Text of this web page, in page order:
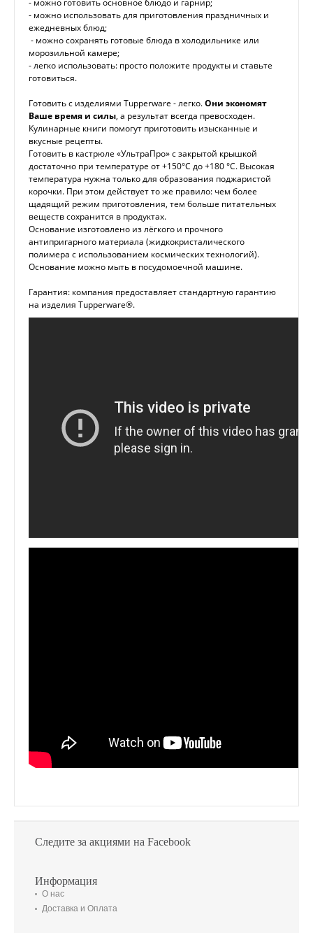
- можно использовать для приготовления праздничных и
ежедневных блюд;
- можно сохранять готовые блюда в холодильнике или
морозильной камере;
- легко использовать: просто положите продукты и ставьте
готовиться.
Готовить с изделиями Tupperware - легко.Они экономят
Ваше время и силы, а результат всегда превосходен.
Кулинарные книги помогут приготовить изысканные и
вкусные рецепты.
Готовить в кастрюле «УльтраПро» с закрытой крышкой
достаточно при температуре от +150°C до +180 °С. Высокая
температура нужна только для образования поджаристой
корочки. При этом действует то же правило: чем более
щадящий режим приготовления, тем больше питательных
веществ сохранится в продуктах.
Основание изготовлено из лёгкого и прочного
антипригарного материала (жидкокристалического
полимера с использованием космических технологий).
Основание можно мыть в посудомоечной машине.
Гарантия: компания предоставляет стандартную гарантию
на изделия Tupperware®.
Следите за акциями на Facebook
Информация
О нас
Доставка и Оплата